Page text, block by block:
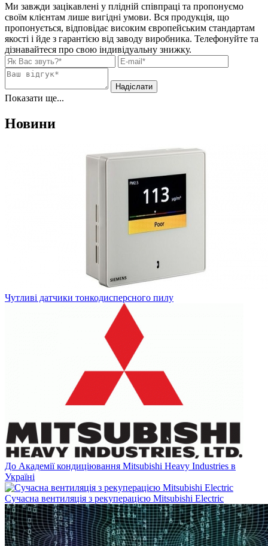
Ми завжди зацікавлені у плідній співпраці та пропонуємо
своїм клієнтам лише вигідні умови. Вся продукція, що
пропонується, відповідає високим європейським стандартам
якості і йде з гарантією від заводу виробника. Телефонуйте та
дізнавайтеся про свою індивідуальну знижку.
Показати ще...
Новини
Чутливі датчики тонкодисперсного пилу
До Академії кондиціювання Mitsubishi Heavy Industries в
Україні
Сучасна вентиляція з рекуперацією Mitsubishi Electric